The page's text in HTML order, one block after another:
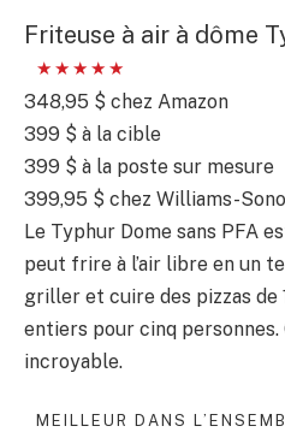
Friteuse à air à dôme
348,95 $ chez Amazon
399 $ à la cible
399 $ à la poste sur mesure
399,95 $ chez Williams-
Le Typhur Dome sans PFA
peut frire à l’air libre en un
griller et cuire des pizzas de
entiers pour cinq personnes.
incroyable.
MEILLEUR DANS